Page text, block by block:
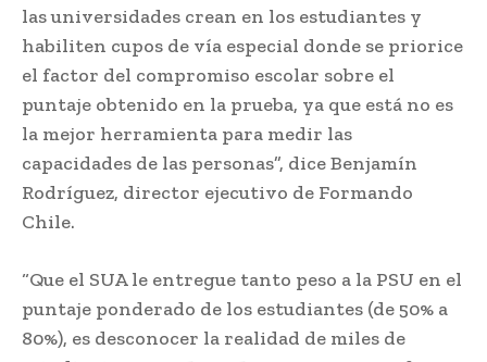
las universidades crean en los estudiantes y
habiliten cupos de vía especial donde se priorice
el factor del compromiso escolar sobre el
puntaje obtenido en la prueba, ya que está no es
la mejor herramienta para medir las
capacidades de las personas”, dice Benjamín
Rodríguez, director ejecutivo de Formando
Chile.
“Que el SUA le entregue tanto peso a la PSU en el
puntaje ponderado de los estudiantes (de 50% a
80%), es desconocer la realidad de miles de